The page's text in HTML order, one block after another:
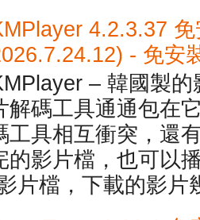
4.2.3.37
- 免安
– 韓國製
解碼工具通通包在
工具相互衝突，還
的影片檔，也可以
片檔，下載的影片